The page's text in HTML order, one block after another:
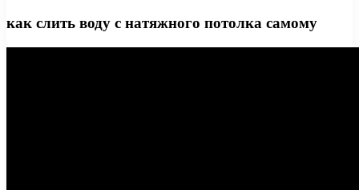
как слить воду с натяжного потолка самому